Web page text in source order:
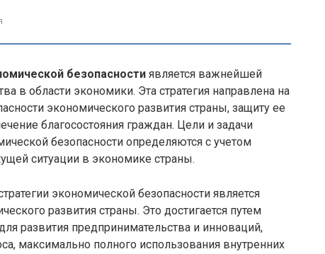
безопасности является важнейшей
в области экономики. Эта стратегия направлена на
экономического развития страны, защиту ее
благосостояния граждан. Цели и задачи
безопасности определяются с учетом
ситуации в экономике страны.
экономической безопасности является
развития страны. Это достигается путем
развития предпринимательства и инноваций,
максимально полного использования внутренних